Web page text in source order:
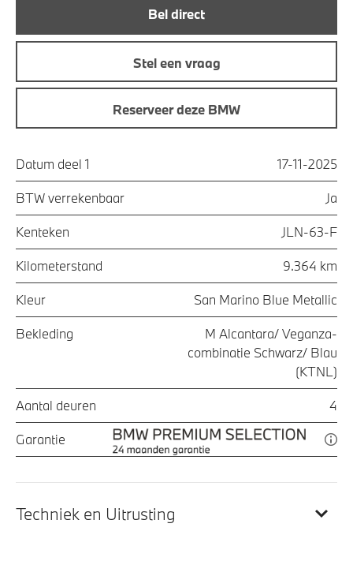
Bel direct
Stel een vraag
Reserveer deze BMW
Datum deel 1 17-11-2025
BTW verrekenbaar Ja
Kenteken JLN-63-F
Kilometerstand 9.364 km
Kleur San Marino Blue Metallic
Bekleding
M Alcantara/ Veganza-
combinatie Schwarz/ Blau
(KTNL)
Aantal deuren 4
Garantie
Techniek en Uitrusting